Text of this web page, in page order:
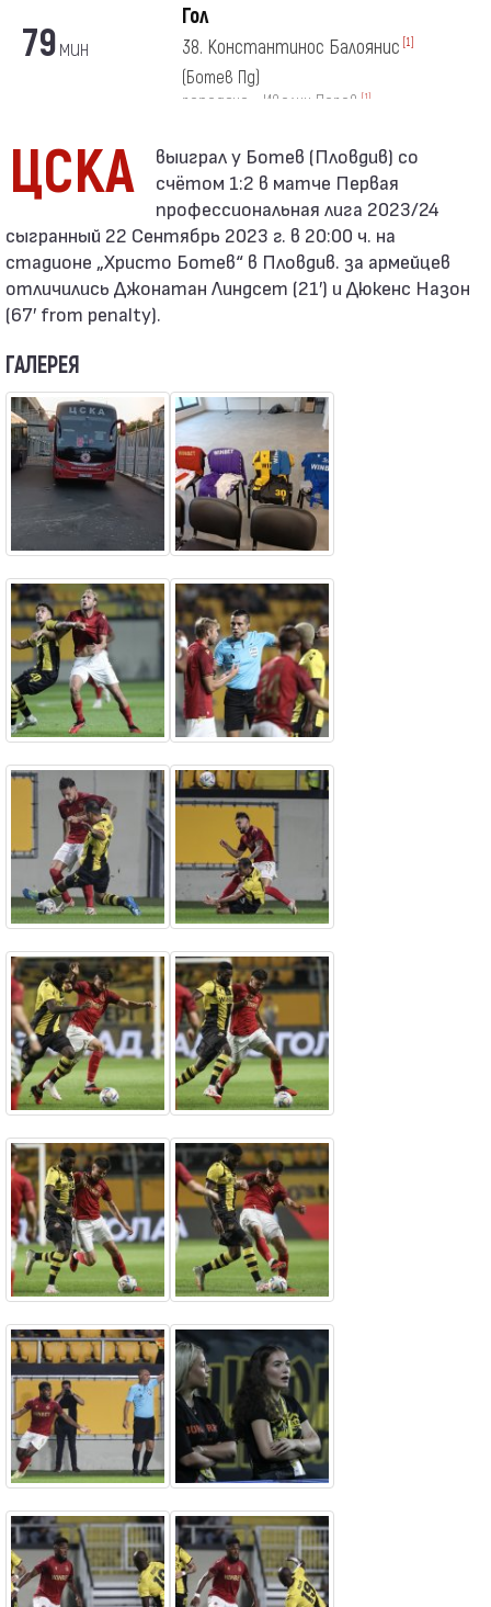
79мин
Гол
38. Константинос Балоянис [1]
(Ботев Пд)
передача - Ивелин Попов [1]
ЦСКА
счётом 1:2 в матче Первая
профессиональная лига 2023/24
сыгранный 22 Сентябрь 2023 г. в 20:00 ч. на
стадионе „Христо Ботев“ в Пловдив. за армейцев
отличились Джонатан Линдсет (21′) и Дюкенс Назон
(67′ from penalty).
ГАЛЕРЕЯ